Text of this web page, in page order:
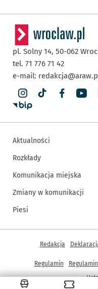
pl. Solny 14, 50-062
tel. 71 776 71 42
e-mail:
Aktualności
Rozkłady
Komunikacja miejska
Zmiany w komunikacji
Piesi
Inne informacje
Redakcja
Regulamin